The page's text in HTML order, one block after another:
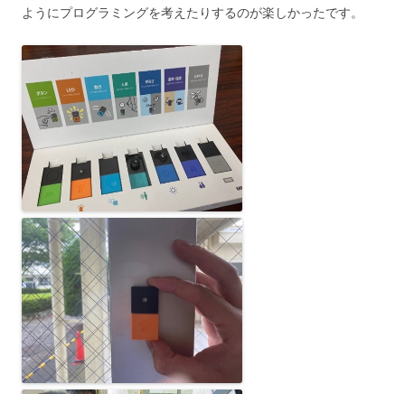
ようにプログラミングを考えたりするのが楽しかったです。